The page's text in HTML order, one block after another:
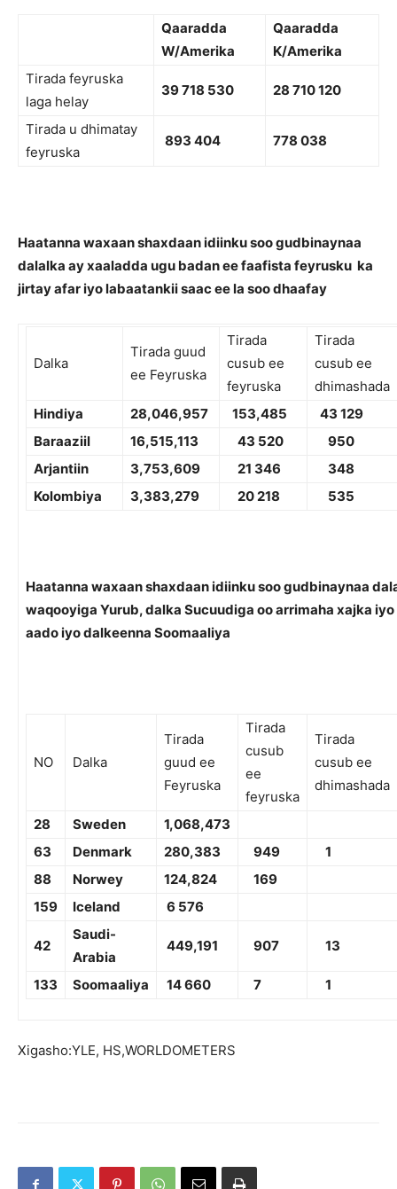
Qaaradda
W/Amerika
Qaaradda
K/Amerika
Tirada feyruska
laga helay
39 718 530 28 710 120
Tirada u dhimatay
feyruska
893 404 778 038
Haatanna waxaan shaxdaan idiinku soo gudbinaynaa
dalalka ay xaaladda ugu badan ee faafista feyrusku ka
jirtay afar iyo labaatankii saac ee la soo dhaafay
Dalka
Tirada guud
ee Feyruska
Tirada
cusub ee
feyruska
Tirada
cusub ee
dhimashada
Hindiya
28,046,957 153,485 43 129
Baraaziil
16,515,113 43 520
950
Arjantiin
3,753,609 21 346 348
Kolombiya
3,383,279 20 218 535
Haatanna waxaan shaxdaan idiinku soo gudbinaynaa
waqooyiga Yurub, dalka Sucuudiga oo arrimaha xajka
aado iyo dalkeenna Soomaaliya
NO Dalka
Tirada
guud ee
Feyruska
Tirada
cusub
ee
feyruska
Tirada
cusub ee
dhimashada
28 Sweden
1,068,473
63
Denmark 280,383 949
1
88
Norwey 124,824
169
159
Iceland 6 576
42
Saudi-
Arabia
449,191 907 13
133 Soomaaliya 14 660 7 1
Xigasho:YLE, HS,WORLDOMETERS